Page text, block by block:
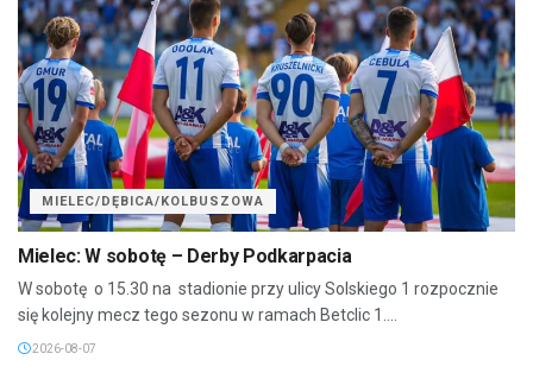
MIELEC/DĘBICA/KOLBUSZOWA
Mielec: W sobotę – Derby Podkarpacia
W sobotę o 15.30 na stadionie przy ulicy Solskiego 1 rozpocznie
się kolejny mecz tego sezonu w ramach Betclic 1....
2026-08-07